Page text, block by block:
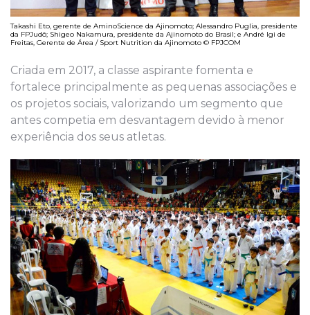
Takashi Eto, gerente de AminoScience da Ajinomoto; Alessandro Puglia, presidente
da FPJudô; Shigeo Nakamura, presidente da Ajinomoto do Brasil; e André Igi de
Freitas, Gerente de Área / Sport Nutrition da Ajinomoto © FPJCOM
Criada em 2017, a classe aspirante fomenta e
fortalece principalmente as pequenas associações e
os projetos sociais, valorizando um segmento que
antes competia em desvantagem devido à menor
experiência dos seus atletas.